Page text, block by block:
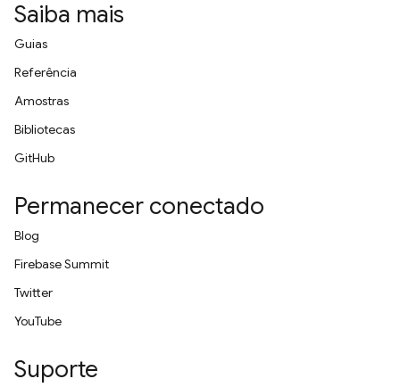
Saiba mais
Guias
Referência
Amostras
Bibliotecas
GitHub
Permanecer conectado
Blog
Firebase Summit
Twitter
YouTube
Suporte